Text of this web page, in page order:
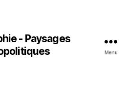
- Paysages
Menu